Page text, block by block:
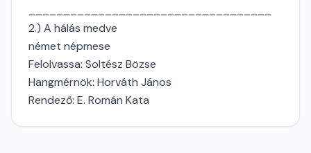
2.) A hálás medve
német népmese
Felolvassa: Soltész Bözse
Hangmérnök: Horváth János
Rendező: E. Román Kata